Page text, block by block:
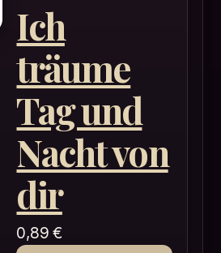
Ich
träume
Tag und
Nacht von
dir
0,89€